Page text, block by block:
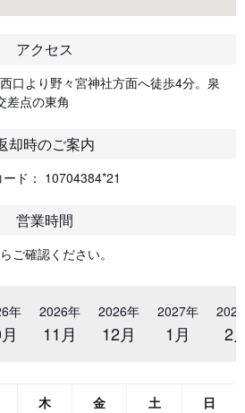
アクセス
口より野々宮神社方面へ徒歩4分。泉
差点の東角
却時のご案内
ド： 10704384*21
営業時間
ご確認ください。
年 2026年
11月
2026年
12月
2027年
1月 2
木 金 土 日